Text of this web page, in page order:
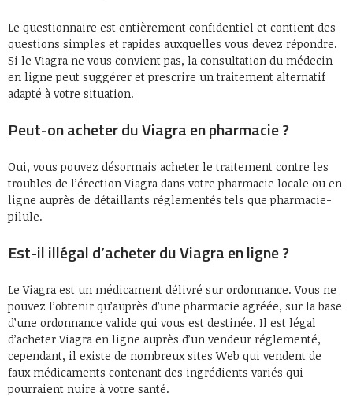
Le questionnaire est entièrement confidentiel et contient des
questions simples et rapides auxquelles vous devez répondre.
Si le Viagra ne vous convient pas, la consultation du médecin
en ligne peut suggérer et prescrire un traitement alternatif
adapté à votre situation.
Peut-on acheter du Viagra en pharmacie ?
Oui, vous pouvez désormais acheter le traitement contre les
troubles de l’érection Viagra dans votre pharmacie locale ou en
ligne auprès de détaillants réglementés tels que pharmacie-
pilule.
Est-il illégal d’acheter du Viagra en ligne ?
Le Viagra est un médicament délivré sur ordonnance. Vous ne
pouvez l’obtenir qu’auprès d’une pharmacie agréée, sur la base
d’une ordonnance valide qui vous est destinée. Il est légal
d’acheter Viagra en ligne auprès d’un vendeur réglementé,
cependant, il existe de nombreux sites Web qui vendent de
faux médicaments contenant des ingrédients variés qui
pourraient nuire à votre santé.